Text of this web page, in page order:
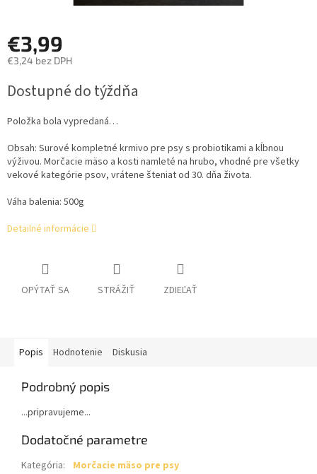
€3,99
€3,24 bez DPH
cena:
Dostupné do týždňa
Položka bola vypredaná…
Obsah: Surové kompletné krmivo pre psy s probiotikami a kĺbnou
výživou. Morčacie mäso a kosti namleté na hrubo, vhodné pre všetky
vekové kategórie psov, vrátene šteniat od 30. dňa života.
Váha balenia: 500g
Detailné informácie
OPÝTAŤ SA STRÁŽIŤ ZDIEĽAŤ
Popis Hodnotenie Diskusia
Podrobný popis
...pripravujeme...
Dodatočné parametre
Kategória:
Morčacie mäso pre psy